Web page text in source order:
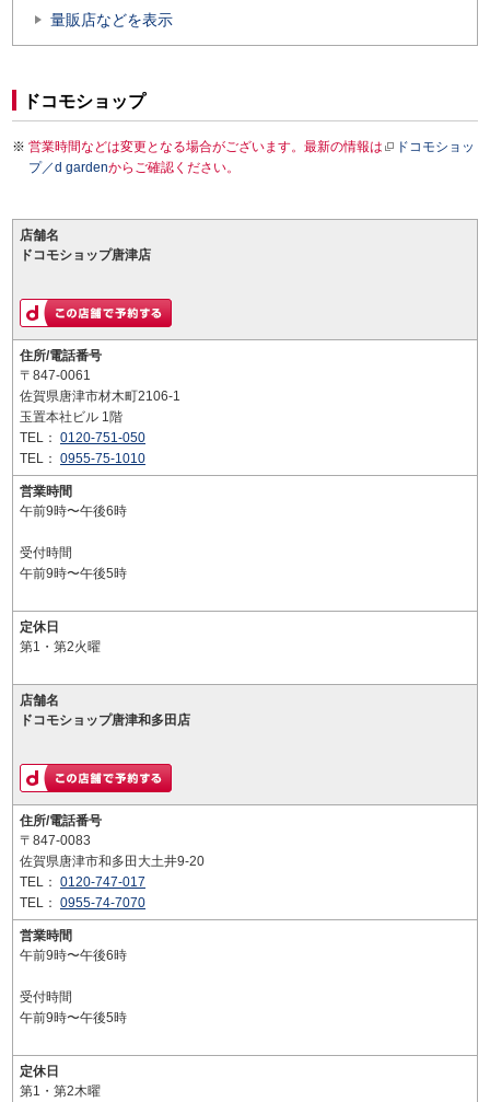
量販店などを表示
ドコモショップ
営業時間などは変更となる場合がございます。最新の情報は
ドコモショッ
プ／d gardenからご確認ください。
店舗名
ドコモショップ唐津店
住所/電話番号
〒847-0061
佐賀県唐津市材木町2106-1
玉置本社ビル 1階
TEL： 0120-751-050
TEL： 0955-75-1010
営業時間
午前9時〜午後6時
受付時間
午前9時〜午後5時
定休日
第1・第2火曜
店舗名
ドコモショップ唐津和多田店
住所/電話番号
〒847-0083
佐賀県唐津市和多田大土井9-20
TEL： 0120-747-017
TEL： 0955-74-7070
営業時間
午前9時〜午後6時
受付時間
午前9時〜午後5時
定休日
第1・第2木曜